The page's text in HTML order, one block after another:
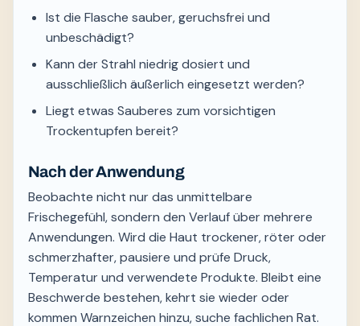
Ist die Flasche sauber, geruchsfrei und
unbeschädigt?
Kann der Strahl niedrig dosiert und
ausschließlich äußerlich eingesetzt werden?
Liegt etwas Sauberes zum vorsichtigen
Trockentupfen bereit?
Nach der Anwendung
Beobachte nicht nur das unmittelbare
Frischegefühl, sondern den Verlauf über mehrere
Anwendungen. Wird die Haut trockener, röter oder
schmerzhafter, pausiere und prüfe Druck,
Temperatur und verwendete Produkte. Bleibt eine
Beschwerde bestehen, kehrt sie wieder oder
kommen Warnzeichen hinzu, suche fachlichen Rat.